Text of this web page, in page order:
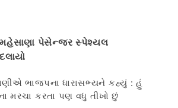
મહેસાણા પેસેન્જર સ્પેશ્યલ